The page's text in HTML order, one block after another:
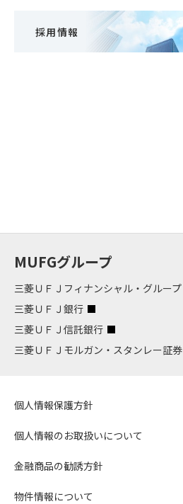
採用情報
MUFGグループ
三菱ＵＦＪフィナンシャル・グループ
三菱ＵＦＪ銀行
三菱ＵＦＪ信託銀行
三菱ＵＦＪモルガン・スタンレー証券
個人情報保護方針
個人情報のお取扱いについて
金融商品の勧誘方針
物件情報について